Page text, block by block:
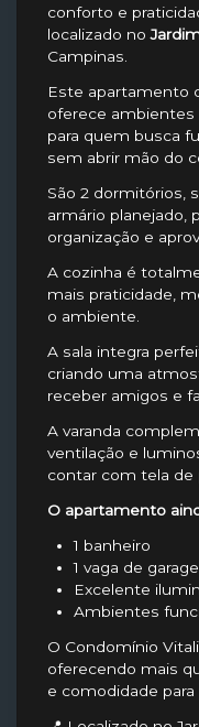
conforto e
localizado no
Campinas.
Este apartamento
oferece ambientes
para quem busca
sem abrir mão do
São 2 dormitórios,
armário planejado,
organização e
A cozinha é
mais praticidade,
o ambiente.
A sala integra
criando uma
receber amigos e
A varanda
ventilação e
contar com tela de
O apartamento
1 banheiro
1 vaga de
Excelente
Ambientes
O Condomínio
oferecendo mais
e comodidade para